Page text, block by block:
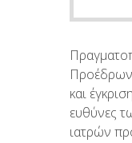
Προέδρων
και
ευθύνες
ιατρών